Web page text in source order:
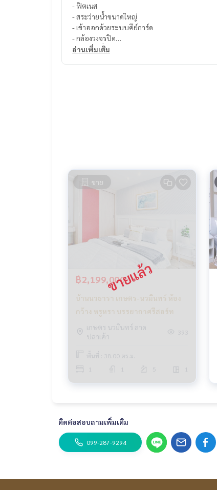
- ฟิตเนส
- สระว่ายน้ำขนาดใหญ่
- เข้าออกด้วยระบบคีย์การ์ด
- กล้องวงจรปิด
- เจ้าหน้าที่รักษาความปลอดภัย
===============
สนใจติดต่อฟลุ๊ค
099-287-9294
DoCondo.com
อ่านเพิ่มเติม
ขาย
฿2,199,000
บ้านนวธารา เกษตร-นวมินทร์ ห้อง
กว้าง หรูหรา บรรยากาศรีสอร์ท
เกษตร นวมินทร์ ลาด
ปลาเค้า
393
พื้นที่ : 38.00 ตร.ม.
5
ติดต่อสอบถามเพิ่มเติม
099-287-9294